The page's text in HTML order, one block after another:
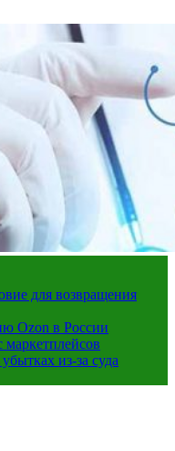
для возвращения
Ozon в России
маркетплейсов
из-за суда